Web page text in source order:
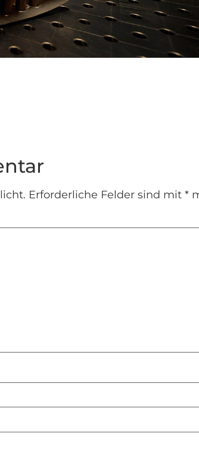
Erforderliche Felder sind mit *